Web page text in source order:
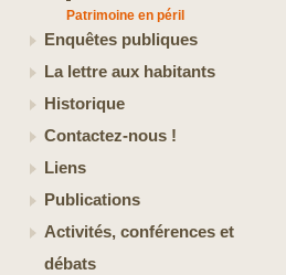
Patrimoine en péril
Enquêtes publiques
La lettre aux habitants
Historique
Contactez-nous !
Liens
Publications
Activités, conférences et
débats